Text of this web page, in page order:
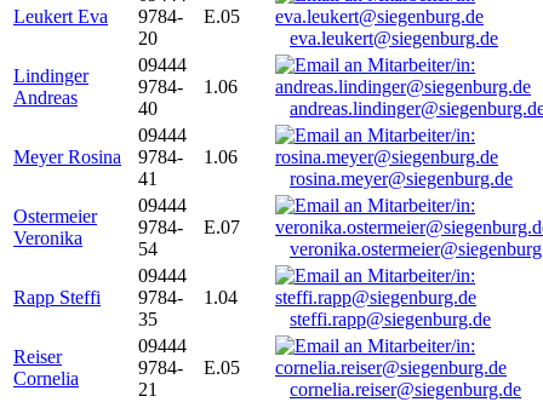
Leukert Eva
9784-
20
E.05
eva.leukert@siegenburg.de
Lindinger
Andreas
09444
9784-
40
1.06
Meyer Rosina
09444
9784-
41
1.06
rosina.meyer@siegenburg.de
Ostermeier
Veronika
09444
9784-
54
E.07
Rapp Steffi
09444
9784-
35
1.04
steffi.rapp@siegenburg.de
Reiser
Cornelia
09444
9784-
21
E.05
cornelia.reiser@siegenburg.de